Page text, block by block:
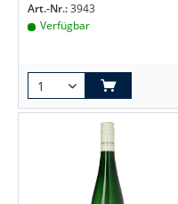
Art.-Nr.:3943
Verfügbar